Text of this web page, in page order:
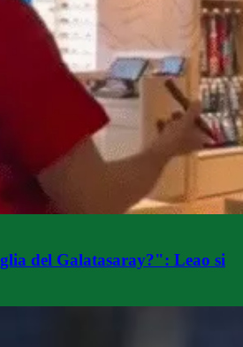
del Galatasaray?": Leao si